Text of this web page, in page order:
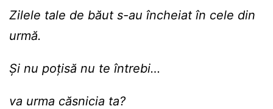
Zilele tale de băut s-au încheiat în cele din
urmă.
Și nu poțisă nu te întrebi…
va urma căsnicia ta?